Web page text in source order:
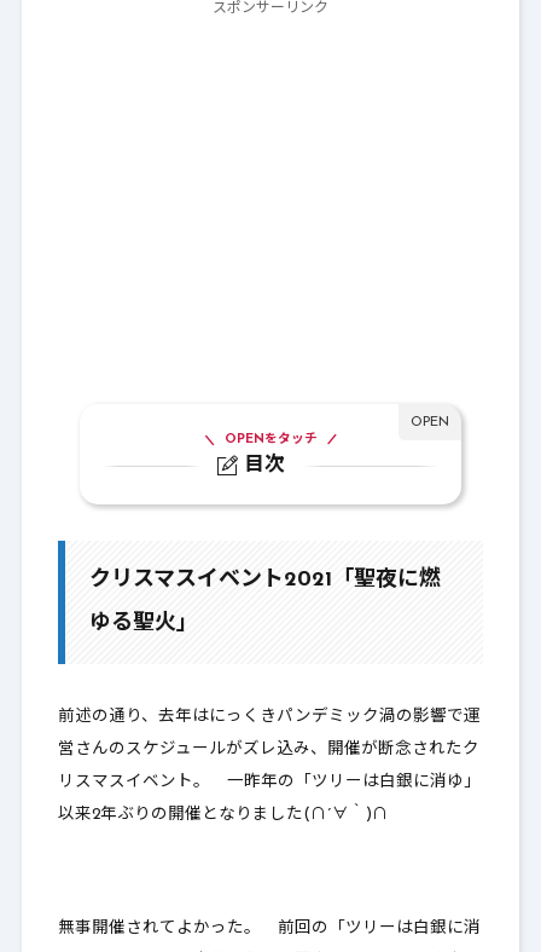
スポンサーリンク
目次
OPENをタッチ
1-1. イベント内容は簡単！
1-2. 報酬のニット装備が秀逸
2. 最後に
クリスマスイベント2021「聖夜に燃
ゆる聖火」
前述の通り、去年はにっくきパンデミック渦の影響で運
営さんのスケジュールがズレ込み、開催が断念されたク
リスマスイベント。 一昨年の「ツリーは白銀に消ゆ」
以来2年ぶりの開催となりました(∩´∀｀)∩
無事開催されてよかった。 前回の「ツリーは白銀に消